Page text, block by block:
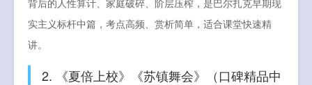
背后的人性算计、家庭破碎、阶层压榨，是巴尔扎克早期现
实主义标杆中篇，考点高频、赏析简单，适合课堂快速精
讲。
2. 《夏倍上校》《苏镇舞会》（口碑精品中